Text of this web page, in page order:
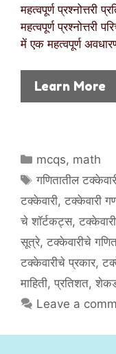
महत्वपूर्ण प्रश्नोत्तरी
महत्वपूर्ण
में एक महत्वपूर्ण
Learn More
C
a
e
g
o
r
i
s
mcqs, math
T
a
s
गणितातील
टक्केवारी, टक्केवारी
चे शॉर्टकट्स,
सूत्रे, टक्केवारीचे
टक्केवारीचे प्रकार,
माहिती, प्रतिशत,
Leave a